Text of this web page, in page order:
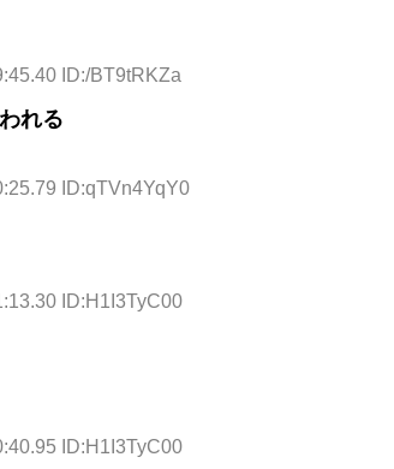
ID:/BT9tRKZa
れる
ID:qTVn4YqY0
ID:H1I3TyC00
ID:H1I3TyC00